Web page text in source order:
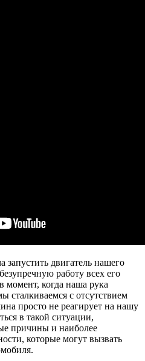
запустить двигатель нашего
работу всех его
момент, когда наша рука
сталкиваемся с отсутствием
просто не реагирует на нашу
в такой ситуации,
причины и наиболее
которые могут вызвать